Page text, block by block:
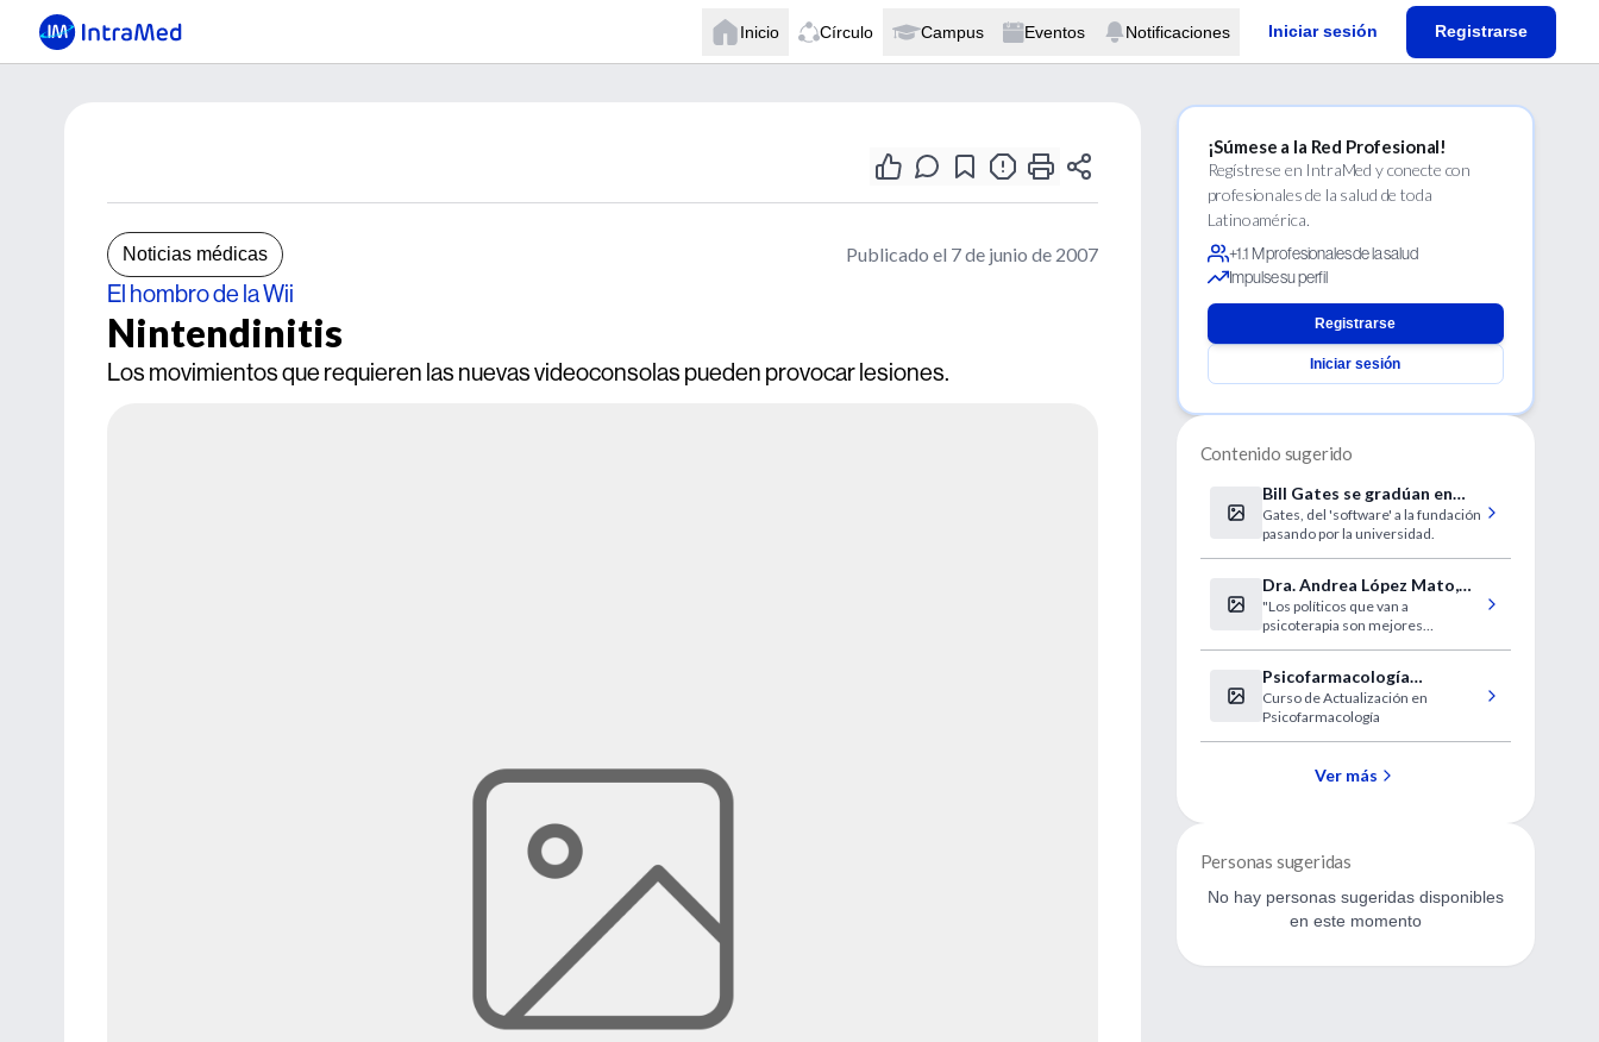
Inicio Círculo Campus Eventos Notificaciones Iniciar sesión Registrarse
Noticias médicas Publicado el 7 de junio de 2007
El hombro de la Wii
Nintendinitis
Los movimientos que requieren las nuevas videoconsolas pueden provocar lesiones.
¡Súmese a la Red Profesional!
Regístrese en IntraMed y conecte con
profesionales de la salud de toda
Latinoamérica.
+1.1 M profesionales de la salud
Impulse su perfil
Registrarse
Iniciar sesión
Contenido sugerido
Bill Gates se gradúan en
Harvard
Gates, del 'software' a la fundación
pasando por la universidad.
Dra. Andrea López Mato,
entrevista
"Los políticos que van a
psicoterapia son mejores
Psicofarmacología
(actualización)
Curso de Actualización en
Psicofarmacología
Ver más
Personas sugeridas
No hay personas sugeridas disponibles
en este momento